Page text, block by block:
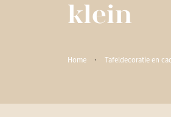
klein
Home · Tafeldecoratie en